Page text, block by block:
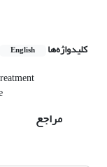
کلیدواژه‌ها English
مراجع